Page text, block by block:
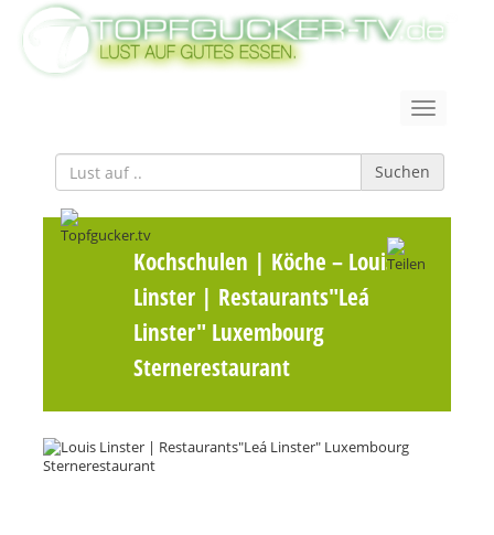
Suchen
Kochschulen | Köche – Louis
Linster | Restaurants"Leá
Linster" Luxembourg
Sternerestaurant